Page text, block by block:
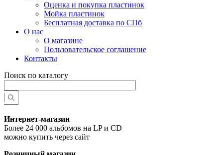
Оценка и покупка пластинок
Мойка пластинок
Бесплатная доставка по СПб
О нас
О магазине
Пользовательское соглашение
Контакты
Поиск по каталогу
Интернет-магазин
Более 24 000 альбомов на LP и CD
можно купить через сайт